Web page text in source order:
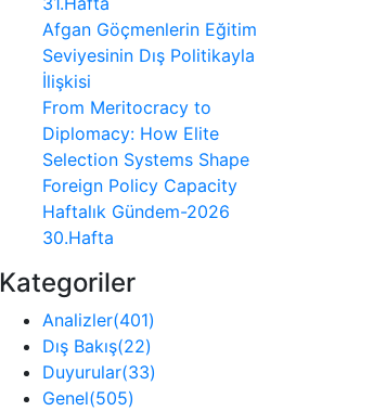
Afgan Göçmenlerin Eğitim
Seviyesinin Dış Politikayla
İlişkisi
From Meritocracy to
Diplomacy: How Elite
Selection Systems Shape
Foreign Policy Capacity
Haftalık Gündem-2026
30.Hafta
Kategoriler
Analizler(401)
Dış Bakış(22)
Duyurular(33)
Genel(505)